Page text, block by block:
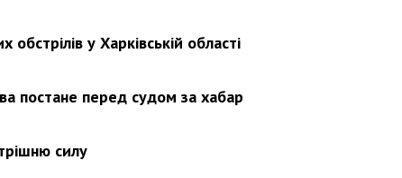
обстрілів у Харківській області
постане перед судом за хабар
силу